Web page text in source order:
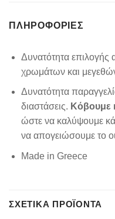
ΠΛΗΡΟΦΟΡΊΕΣ
Δυνατότητα επιλογής
χρωμάτων και
Δυνατότητα
διαστάσεις. Κόβουμε
ώστε να καλύψουμε
να απογειώσουμε το
Made in Greece
ΣΧΕΤΙΚΆ ΠΡΟΪΌΝΤΑ